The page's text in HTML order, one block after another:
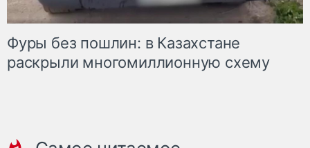
Фуры без пошлин: в Казахстане
раскрыли многомиллионную схему